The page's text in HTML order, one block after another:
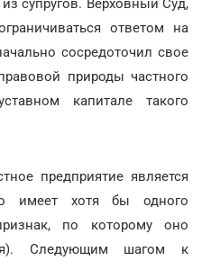
супругов. Верховный Суд,
ответом на
сосредоточил свое
природы частного
капитале такого
предприятие является
имеет хотя бы одного
по которому оно
Следующим шагом к